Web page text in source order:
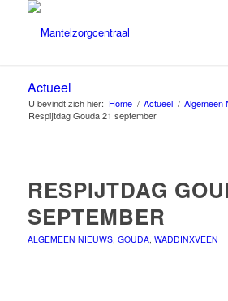
Actueel
U bevindt zich hier: Home / Actueel / Algemeen
Respijtdag Gouda 21 september
RESPIJTDAG
SEPTEMBER
ALGEMEEN NIEUWS, GOUDA, WADDINXVEEN